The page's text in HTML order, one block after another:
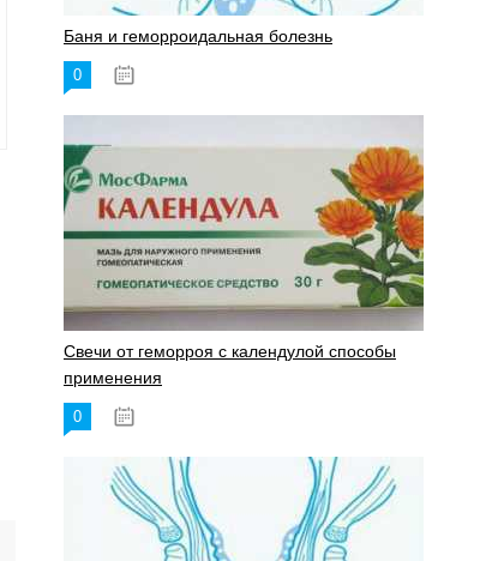
Баня и геморроидальная болезнь
0
Свечи от геморроя с календулой способы
применения
0